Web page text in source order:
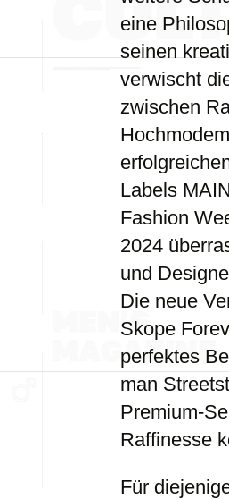
eine
seinen
verwischt
zwischen
Labels
Fashion
2024
und
Die neue
Skope
perfektes
man
Premium-
Raffinesse
Für